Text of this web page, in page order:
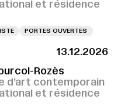
et résidence
PORTES OUVERTES
13.12.2026
Rozès
d’art contemporain
et résidence